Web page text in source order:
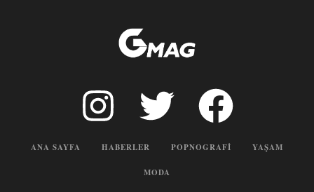
ANA SAYFA HABERLER POPNOGRAFI YAŞAM
MODA